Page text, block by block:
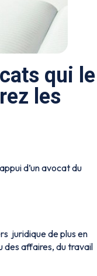
qui le
les
d’un avocat du
juridique de plus en
des affaires, du travail